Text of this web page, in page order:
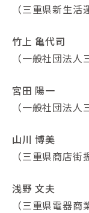
（三重県新生
竹上 亀代司
（一般社団法
宮田 陽一
（一般社団法
山川 博美
（三重県商店
浅野 文夫
（三重県電器